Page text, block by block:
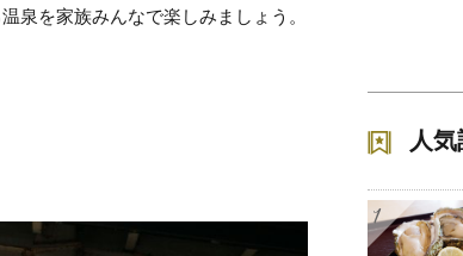
泉を家族みんなで楽しみましょう。
人
1